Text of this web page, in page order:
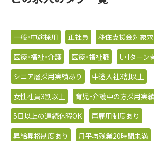
一般・中途採用 正社員
移住支援金対象求
医療・福祉・介護
医療・福祉職
U・Iターン
シニア層採用実績あり
中途入社3割以上
女性社員3割以上
育児・介護中の方採用実
5日以上の連続休暇OK
再雇用制度あり
昇給昇格制度あり
月平均残業20時間未満